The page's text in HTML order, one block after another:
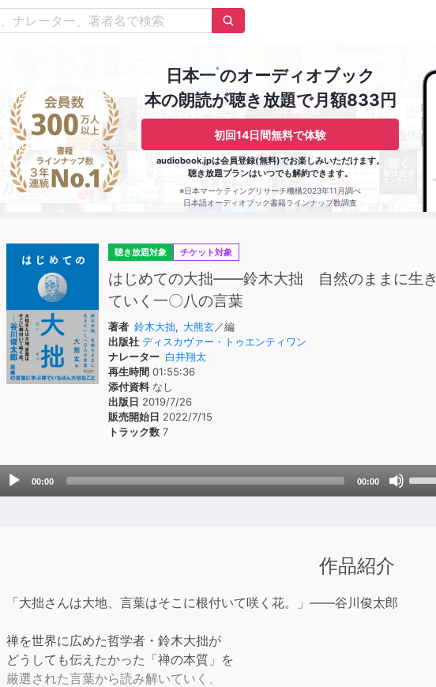
日本一※のオーディオブック
本の朗読が聴き放題で月額833円
初回14日間無料で体験
audiobook.jpは会員登録(無料)でお楽しみいただけます。
聴き放題プランはいつでも解約できます。
※日本マーケティングリサーチ機構2023年11月調べ
日本語オーディオブック書籍ラインナップ数調査
聴き放題対象 チケット対象
はじめての大拙――鈴木大拙 自然のままに生き
ていく一〇八の言葉
著者 鈴木大拙, 大熊玄／編
出版社 ディスカヴァー・トゥエンティワン
ナレーター 白井翔太
再生時間 01:55:36
添付資料なし
出版日 2019/7/26
販売開始日 2022/7/15
トラック数 7
Audio
00:00 00:00
作品紹介
「大拙さんは大地、言葉はそこに根付いて咲く花。」――谷川俊太郎
禅を世界に広めた哲学者・鈴木大拙が
どうしても伝えたかった「禅の本質」を
厳選された言葉から読み解いていく、